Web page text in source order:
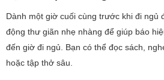
Dành một giờ cuối cùng trước khi đi ngủ
động thư giãn nhẹ nhàng để giúp báo
đến giờ đi ngủ. Bạn có thể đọc sách,
hoặc tập thở sâu.